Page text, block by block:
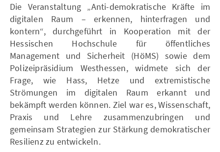
Die Veranstaltung „Anti-demokratische Kräfte im
digitalen Raum – erkennen, hinterfragen und
kontern“, durchgeführt in Kooperation mit der
Hessischen Hochschule für öffentliches
Management und Sicherheit (HöMS) sowie dem
Polizeipräsidium Westhessen, widmete sich der
Frage, wie Hass, Hetze und extremistische
Strömungen im digitalen Raum erkannt und
bekämpft werden können. Ziel war es, Wissenschaft,
Praxis und Lehre zusammenzubringen und
gemeinsam Strategien zur Stärkung demokratischer
Resilienz zu entwickeln.